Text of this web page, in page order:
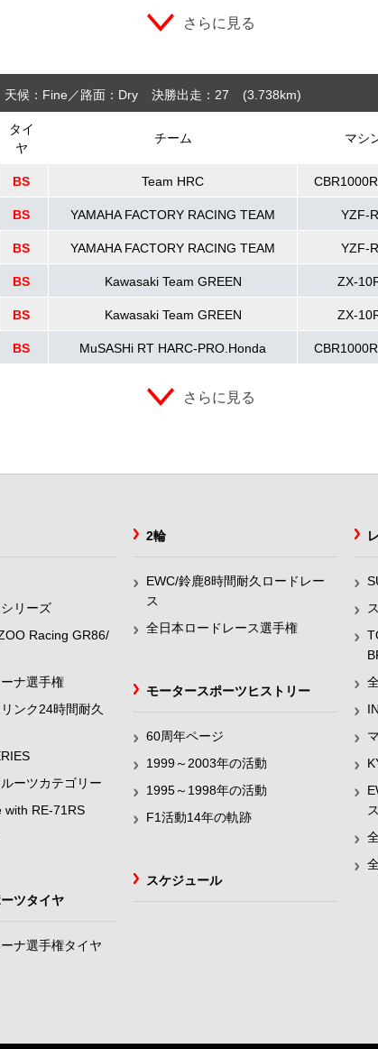
さらに見る
天候：Fine 路面：Dry 決勝出走：27 (3.738km)
タイ
ヤ
チーム マシ
BS Team HRC
BS YAMAHA FACTORY RACING TEAM YZF-
BS YAMAHA FACTORY RACING TEAM YZF-
BS Kawasaki Team GREEN ZX-
BS Kawasaki Team GREEN ZX-
BS MuSASHi RT HARC-PRO.Honda
さらに見る
リーズ
Racing GR86/
ナ選手権
ンク24時間耐久
ーツカテゴリー
with RE-71RS
2輪
EWC/鈴鹿8時間耐久ロードレー
ス
全日本ロードレース選手権
ス
モータースポーツヒストリー
60周年ページ
1999～2003年の活動
1995～1998年の活動
F1活動14年の軌跡
スケジュール
ツタイヤ
ナ選手権タイヤ